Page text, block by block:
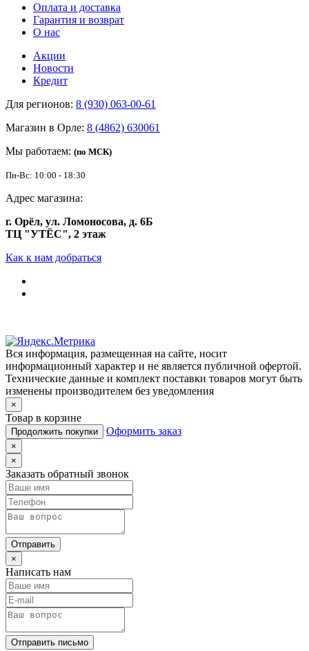
Оплата и доставка
Гарантия и возврат
О нас
Акции
Новости
Кредит
Для регионов: 8 (930) 063-00-61
Магазин в Орле: 8 (4862) 630061
Мы работаем: (по МСК)
Пн-Вс: 10:00 - 18:30
Адрес магазина:
г. Орёл, ул. Ломоносова, д. 6Б
ТЦ "УТЁС", 2 этаж
Как к нам добраться
Вся информация, размещенная на сайте, носит
информационный характер и не является публичной офертой.
Технические данные и комплект поставки товаров могут быть
изменены производителем без уведомления
×
Товар в корзине
Продолжить покупки Оформить заказ
×
×
Заказать обратный звонок
Отправить
×
Написать нам
Отправить письмо